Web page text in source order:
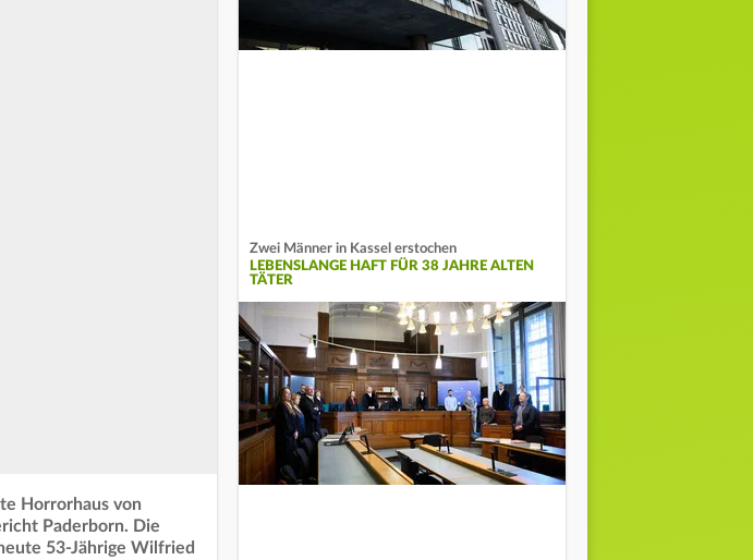
Horrorhaus von
Paderborn. Die
53-Jährige Wilfried
Zwei Männer in Kassel erstochen
LEBENSLANGE HAFT FÜR 38 JAHRE ALTEN
TÄTER